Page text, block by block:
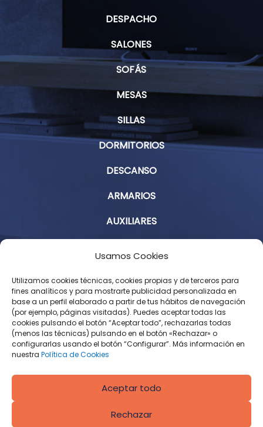
Usamos Cookies
Utilizamos cookies técnicas, cookies propias y de terceros para
fines analíticos y para mostrarte publicidad personalizada en
base a un perfil elaborado a partir de tus hábitos de navegación
(por ejemplo, páginas visitadas). Puedes aceptar todas las
cookies pulsando el botón “Aceptar todo”, rechazarlas todas
(menos las técnicas) pulsando en el botón «Rechazar» o
configurarlas usando el botón “Configurar”. Más información en
nuestra Política de Cookies
Aceptar todo
Rechazar
DESPACHO
SALONES
SOFÁS
MESAS
SILLAS
DORMITORIOS
DESCANSO
ARMARIOS
AUXILIARES
Aviso Legal
Política de Privacidad
Condiciones Generales de Contratación
Política de Cookies
Derecho de desistimiento